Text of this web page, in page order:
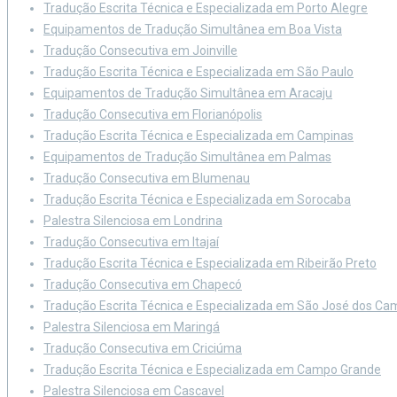
Tradução Escrita Técnica e Especializada em Porto Alegre
Equipamentos de Tradução Simultânea em Boa Vista
Tradução Consecutiva em Joinville
Tradução Escrita Técnica e Especializada em São Paulo
Equipamentos de Tradução Simultânea em Aracaju
Tradução Consecutiva em Florianópolis
Tradução Escrita Técnica e Especializada em Campinas
Equipamentos de Tradução Simultânea em Palmas
Tradução Consecutiva em Blumenau
Tradução Escrita Técnica e Especializada em Sorocaba
Palestra Silenciosa em Londrina
Tradução Consecutiva em Itajaí
Tradução Escrita Técnica e Especializada em Ribeirão Preto
Tradução Consecutiva em Chapecó
Tradução Escrita Técnica e Especializada em São José dos
Palestra Silenciosa em Maringá
Tradução Consecutiva em Criciúma
Tradução Escrita Técnica e Especializada em Campo Grande
Palestra Silenciosa em Cascavel